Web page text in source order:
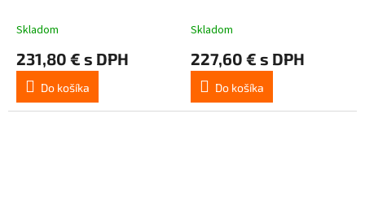
Skladom
231,80 € s DPH
Do košíka
Skladom
227,60 € s DPH
Do košíka